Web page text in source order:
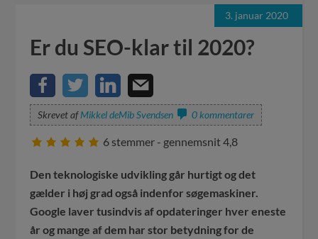
3. januar 2020
Er du SEO-klar til 2020?
Skrevet afMikkel deMib Svendsen 0 kommentarer
6 stemmer - gennemsnit4,8
Den teknologiske udvikling går hurtigt og det
gælder i høj grad også indenfor søgemaskiner.
Google laver tusindvis af opdateringer hver eneste
år og mange af dem har stor betydning for de